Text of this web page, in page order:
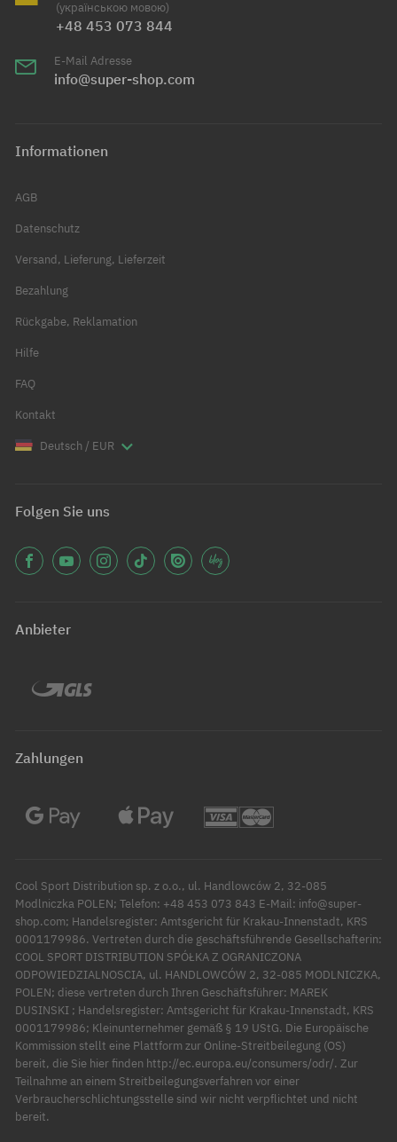
(українською мовою)
+48 453 073 844
E-Mail Adresse
info@super-shop.com
Informationen
AGB
Datenschutz
Versand, Lieferung, Lieferzeit
Bezahlung
Rückgabe, Reklamation
Hilfe
FAQ
Kontakt
Deutsch / EUR
Folgen Sie uns
Anbieter
Zahlungen
Cool Sport Distribution sp. z o.o., ul. Handlowców 2, 32-085
Modlniczka POLEN; Telefon: +48 453 073 843 E-Mail: info@super-
shop.com; Handelsregister: Amtsgericht für Krakau-Innenstadt, KRS
0001179986. Vertreten durch die geschäftsführende Gesellschafterin:
COOL SPORT DISTRIBUTION SPÓŁKA Z OGRANICZONA
ODPOWIEDZIALNOSCIA, ul. HANDLOWCÓW 2, 32-085 MODLNICZKA,
POLEN; diese vertreten durch Ihren Geschäftsführer: MAREK
DUSINSKI ; Handelsregister: Amtsgericht für Krakau-Innenstadt, KRS
0001179986; Kleinunternehmer gemäß § 19 UStG. Die Europäische
Kommission stellt eine Plattform zur Online-Streitbeilegung (OS)
bereit, die Sie hier finden http://ec.europa.eu/consumers/odr/. Zur
Teilnahme an einem Streitbeilegungsverfahren vor einer
Verbraucherschlichtungsstelle sind wir nicht verpflichtet und nicht
bereit.